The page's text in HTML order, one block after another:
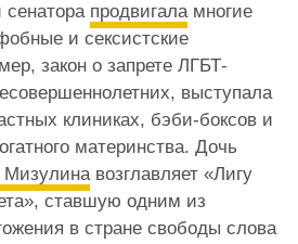
сенатора продвигаламногие
и сексистские
закон о запрете ЛГБТ-
выступала
клиниках, бэби-боксов и
материнства. Дочь
Мизулинавозглавляет «Лигу
ставшую одним из
в стране свободы слова